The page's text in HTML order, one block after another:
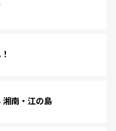
湘南・江の島